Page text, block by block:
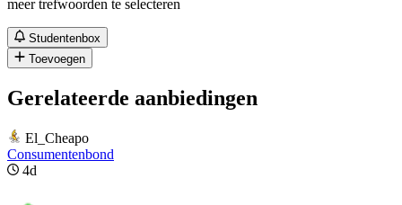
meer trefwoorden te selecteren
Studentenbox
Toevoegen
Gerelateerde aanbiedingen
El_Cheapo
Consumentenbond
4d